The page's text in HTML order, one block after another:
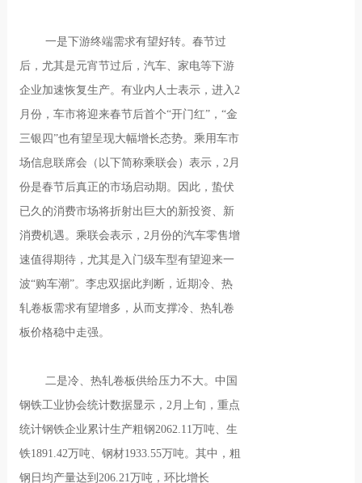
一是下游终端需求有望好转。春节过
后，尤其是元宵节过后，汽车、家电等下游
企业加速恢复生产。有业内人士表示，进入2
月份，车市将迎来春节后首个“开门红”，“金
三银四”也有望呈现大幅增长态势。乘用车市
场信息联席会（以下简称乘联会）表示，2月
份是春节后真正的市场启动期。因此，蛰伏
已久的消费市场将折射出巨大的新投资、新
消费机遇。乘联会表示，2月份的汽车零售增
速值得期待，尤其是入门级车型有望迎来一
波“购车潮”。李忠双据此判断，近期冷、热
轧卷板需求有望增多，从而支撑冷、热轧卷
板价格稳中走强。
二是冷、热轧卷板供给压力不大。中国
钢铁工业协会统计数据显示，2月上旬，重点
统计钢铁企业累计生产粗钢2062.11万吨、生
铁1891.42万吨、钢材1933.55万吨。其中，粗
钢日均产量达到206.21万吨，环比增长